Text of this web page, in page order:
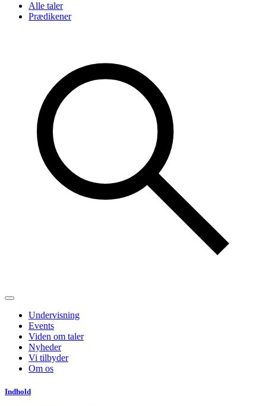
Alle taler
Prædikener
Undervisning
Events
Viden om taler
Nyheder
Vi tilbyder
Om os
Indhold